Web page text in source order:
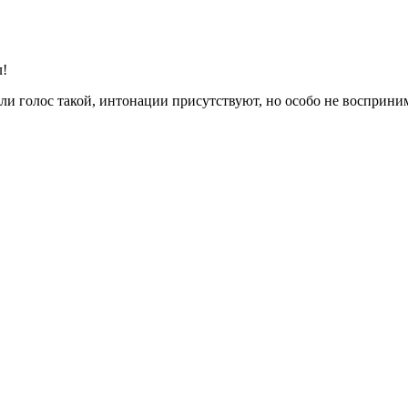
голос такой, интонации присутствуют, но особо не